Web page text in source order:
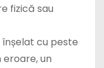
fizică sau
cu peste
eroare, un